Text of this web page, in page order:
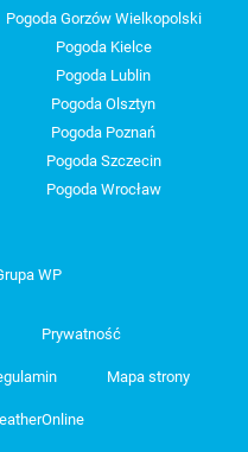
Pogoda Gorzów Wielkopolski
Pogoda Kielce
Pogoda Lublin
Pogoda Olsztyn
Pogoda Poznań
Pogoda Szczecin
Pogoda Wrocław
WP
Prywatność
Mapa strony